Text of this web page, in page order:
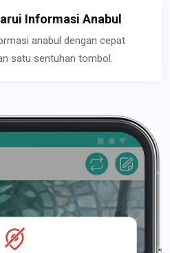
Informasi Anabul
anabul dengan cepat
satu sentuhan tombol.